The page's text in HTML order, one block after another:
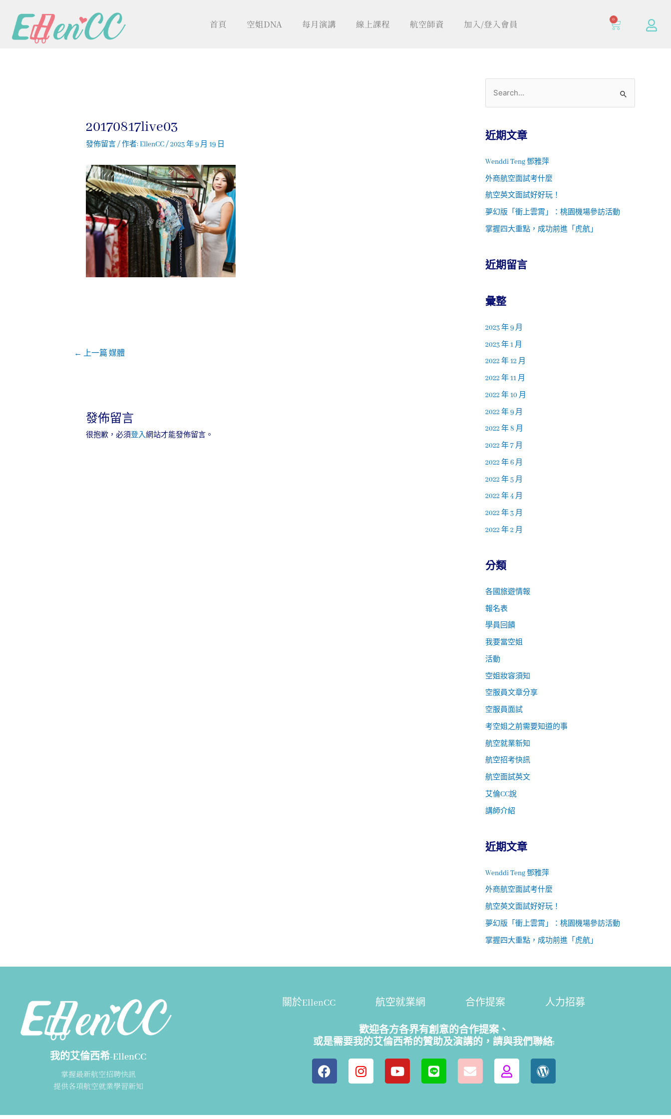
首頁 空姐DNA 每月演講 線上課程 航空師資 加入/登入會員 0
20170817live03
發佈留言/ 作者:EllenCC/2023 年 9 月 19 日
← 上一篇 媒體
發佈留言
很抱歉，必須登入網站才能發佈留言。
近期文章
Wenddi Teng 鄧雅萍
外商航空面試考什麼
航空英文面試好好玩！
夢幻版「衝上雲霄」：桃園機場參訪活動
掌握四大重點，成功前進「虎航」
近期留言
彙整
2023 年 9 月
2023 年 1 月
2022 年 12 月
2022 年 11 月
2022 年 10 月
2022 年 9 月
2022 年 8 月
2022 年 7 月
2022 年 6 月
2022 年 5 月
2022 年 4 月
2022 年 3 月
2022 年 2 月
分類
各國旅遊情報
報名表
學員回饋
我要當空姐
活動
空姐妝容須知
空服員文章分享
空服員面試
考空姐之前需要知道的事
航空就業新知
航空招考快訊
航空面試英文
艾倫CC說
講師介紹
近期文章
Wenddi Teng 鄧雅萍
外商航空面試考什麼
航空英文面試好好玩！
夢幻版「衝上雲霄」：桃園機場參訪活動
掌握四大重點，成功前進「虎航」
我的艾倫西希-EllenCC
掌握最新航空招聘快訊
提供各項航空就業學習新知
關於EllenCC 航空就業網 合作提案 人力招募
歡迎各方各界有創意的合作提案、
或是需要我的艾倫西希的贊助及演講的，請與我們聯絡: